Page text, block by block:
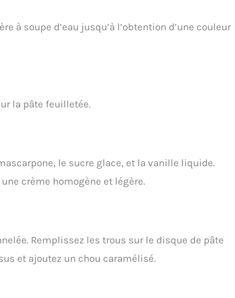
à soupe d’eau jusqu’à l’obtention d’une couleur
la pâte feuilletée.
le sucre glace, et la vanille liquide.
crème homogène et légère.
Remplissez les trous sur le disque de pâte
et ajoutez un chou caramélisé.